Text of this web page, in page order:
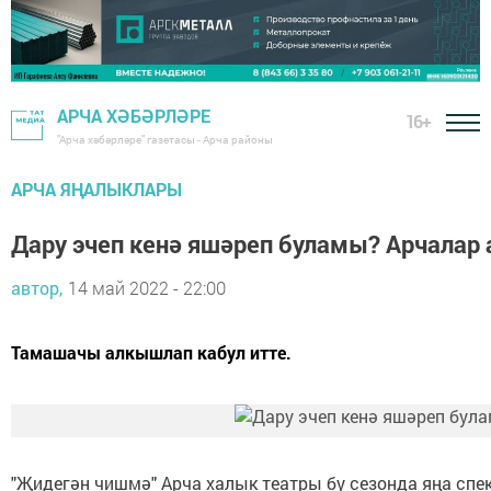
АРЧА ХӘБӘРЛӘРЕ
"Арча хәбәрләре" газетасы - Арча районы
16+
АРЧА ЯҢАЛЫКЛАРЫ
Дару эчеп кенә яшәреп буламы?
автор, 14 май 2022 - 22:00
Тамашачы алкышлап кабул итте.
"Җидегән чишмә" Арча халык театры бу сезонда яңа